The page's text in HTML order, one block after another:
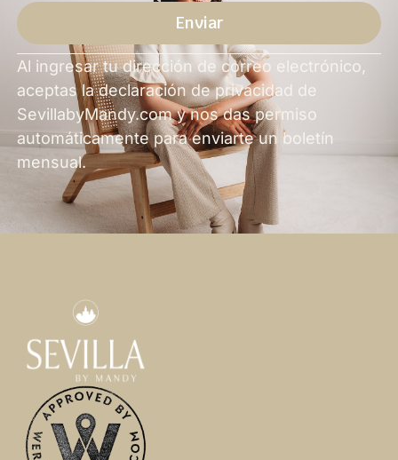
Enviar
Alternativa
Al ingresar tu dirección de correo electrónico,
aceptas la declaración de privacidad de
SevillabyMandy.com y nos das permiso
automáticamente para enviarte un boletín
mensual.